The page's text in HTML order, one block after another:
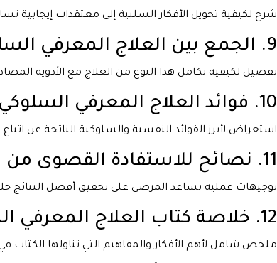
شرح لكيفية تحويل الأفكار السلبية إلى معتقدات إيجابية
9. الجمع بين العلاج المعرفي السلوكي والأدوية
تفصيل لكيفية تكامل هذا النوع من العلاج مع الأدوية
10. فوائد العلاج المعرفي السلوكي للاكتئاب
استعراض لأبرز الفوائد النفسية والسلوكية الناتجة عن اتباع
11. نصائح للاستفادة القصوى من العلاج المعرفي السلوكي
توجيهات عملية تساعد المرضى على تحقيق أفضل النتائج
12. خلاصة كتاب العلاج المعرفي السلوكي للاكتئاب
ملخص شامل لأهم الأفكار والمفاهيم التي تناولها الكتاب